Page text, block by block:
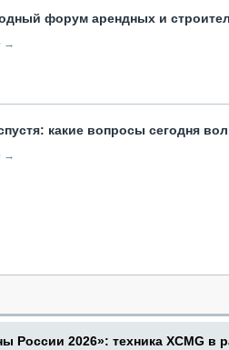
форум арендных и
→
какие вопросы сегодня
→
России 2026»: техника XCMG в